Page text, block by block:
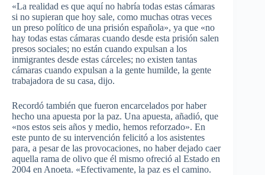
«La realidad es que aquí no habría todas estas cámaras
si no supieran que hoy sale, como muchas otras veces
un preso político de una prisión española», ya que «no
hay todas estas cámaras cuando desde esta prisión salen
presos sociales; no están cuando expulsan a los
inmigrantes desde estas cárceles; no existen tantas
cámaras cuando expulsan a la gente humilde, la gente
trabajadora de su casa, dijo.
Recordó también que fueron encarcelados por haber
hecho una apuesta por la paz. Una apuesta, añadió, que
«nos estos seis años y medio, hemos reforzado». En
este punto de su intervención felicitó a los asistentes
para, a pesar de las provocaciones, no haber dejado caer
aquella rama de olivo que él mismo ofreció al Estado en
2004 en Anoeta. «Efectivamente, la paz es el camino.